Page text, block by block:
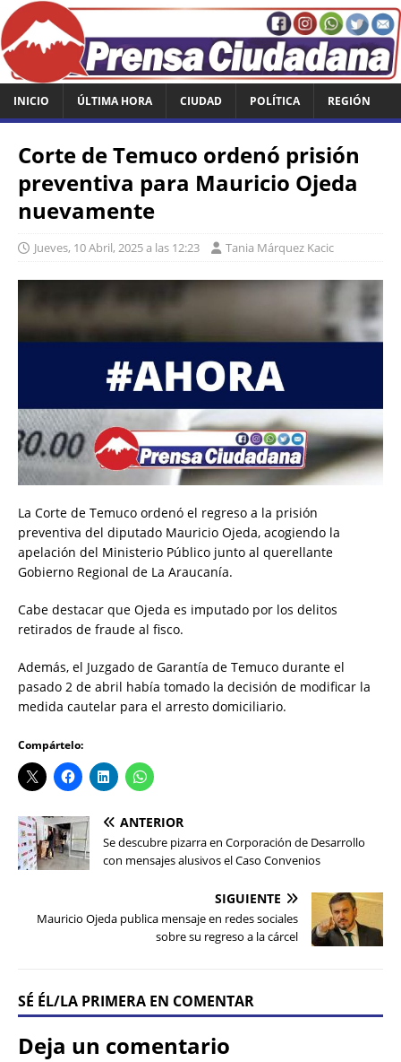
INICIO ÚLTIMA HORA CIUDAD POLÍTICA REGIÓN
Corte de Temuco ordenó prisión
preventiva para Mauricio Ojeda
nuevamente
Jueves, 10 Abril, 2025 a las 12:23 Tania Márquez Kacic
La Corte de Temuco ordenó el regreso a la prisión
preventiva del diputado Mauricio Ojeda, acogiendo la
apelación del Ministerio Público junto al querellante
Gobierno Regional de La Araucanía.
Cabe destacar que Ojeda es imputado por los delitos
retirados de fraude al fisco.
Además, el Juzgado de Garantía de Temuco durante el
pasado 2 de abril había tomado la decisión de modificar la
medida cautelar para el arresto domiciliario.
Compártelo:
ANTERIOR
Se descubre pizarra en Corporación de Desarrollo
con mensajes alusivos el Caso Convenios
SIGUIENTE
Mauricio Ojeda publica mensaje en redes sociales
sobre su regreso a la cárcel
SÉ ÉL/LA PRIMERA EN COMENTAR
Deja un comentario